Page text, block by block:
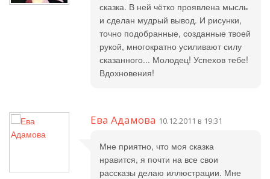
сказка. В ней чётко проявлена мысль
и сделан мудрый вывод. И рисунки,
точно подобранные, созданные твоей
рукой, многократно усиливают силу
сказанного... Молодец! Успехов тебе!
Вдохновения!
Ева Адамова 10.12.2011 в 19:31
Мне приятно, что моя сказка
нравится, я почти на все свои
рассказы делаю иллюстрации. Мне